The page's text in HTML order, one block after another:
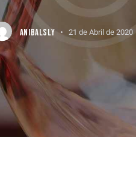
ANIBALSLY 21 de Abril de 2020